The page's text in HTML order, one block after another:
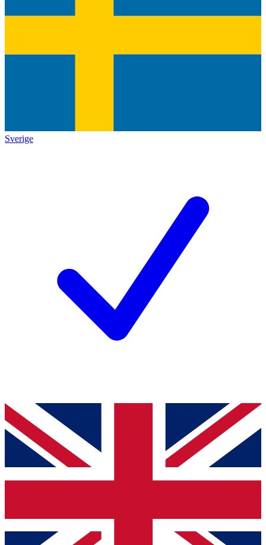
Sverige